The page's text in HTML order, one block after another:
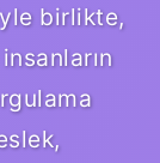
birlikte,